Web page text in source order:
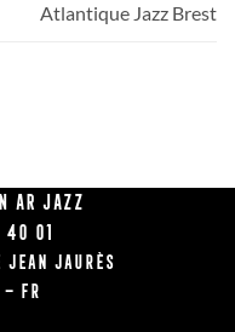
Atlantique Jazz Brest
Ar Jazz
01
Jean Jaurès
FR